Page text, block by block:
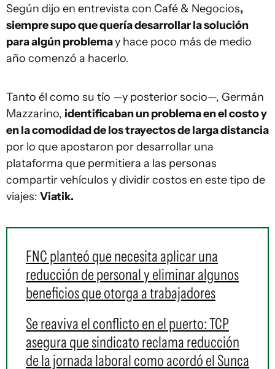
Según dijo en entrevista con Café & Negocios,
siempre supo que quería desarrollar la solución
para algún problemay hace poco más de medio
año comenzó a hacerlo.
Tanto él como su tío —y posterior socio—, Germán
Mazzarino, identificaban un problema en el costo y
en la comodidad de los trayectos de larga distancia
por lo que apostaron por desarrollar una
plataforma que permitiera a las personas
compartir vehículos y dividir costos en este tipo de
viajes: Viatik.
FNC planteó que necesita aplicar una
reducción de personal y eliminar algunos
beneficios que otorga a trabajadores
Se reaviva el conflicto en el puerto: TCP
asegura que sindicato reclama reducción
de la jornada laboral como acordó el Sunca